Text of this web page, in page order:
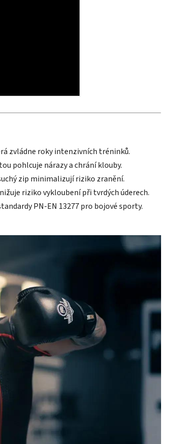
zvládne roky intenzivních tréninků.
pohlcuje nárazy a chrání klouby.
zip minimalizují riziko zranění.
riziko vykloubení při tvrdých úderech.
PN-EN 13277 pro bojové sporty.